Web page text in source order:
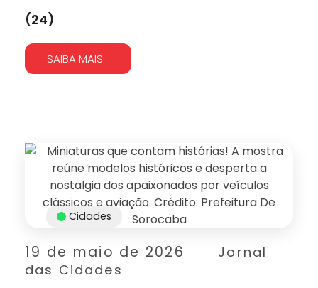
(24)
SAIBA MAIS
19 de maio de 2026
Jornal
das Cidades
Cidades